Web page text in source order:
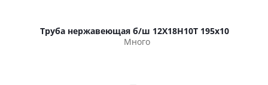
Труба нержавеющая б/ш 12Х18Н10Т 195х10
Много